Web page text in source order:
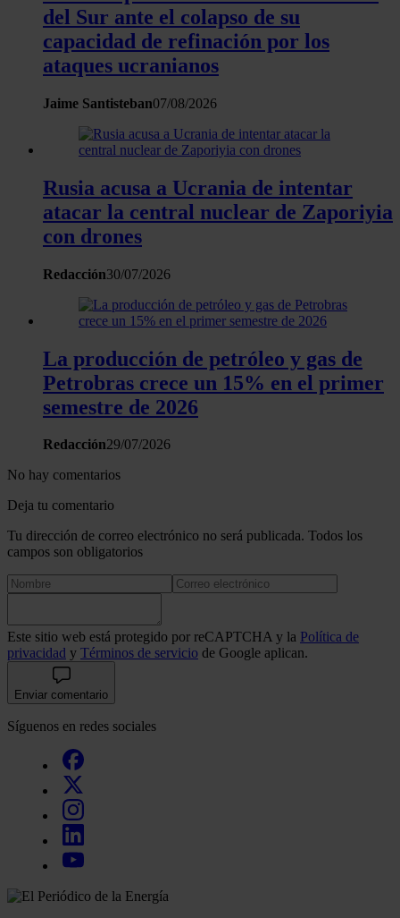
sociales, publicidad y análisis web, quienes pueden
con otra información que les haya proporcionado o que
recopilado a partir del uso que haya hecho de sus servicios.
del Sur ante el colapso de su
capacidad de refinación por los
ataques ucranianos
Jaime Santisteban07/08/2026
Rusia acusa a Ucrania de intentar
atacar la central nuclear de Zaporiyia
con drones
Redacción30/07/2026
La producción de petróleo y gas de
Petrobras crece un 15% en el primer
semestre de 2026
Redacción29/07/2026
No hay comentarios
Deja tu comentario
Tu dirección de correo electrónico no será publicada. Todos los
campos son obligatorios
Este sitio web está protegido por reCAPTCHA y la Política de
privacidad y Términos de servicio de Google aplican.
Enviar comentario
Síguenos en redes sociales